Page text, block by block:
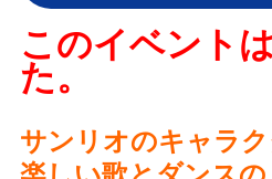
このイベント
た。
サンリオのキャラク